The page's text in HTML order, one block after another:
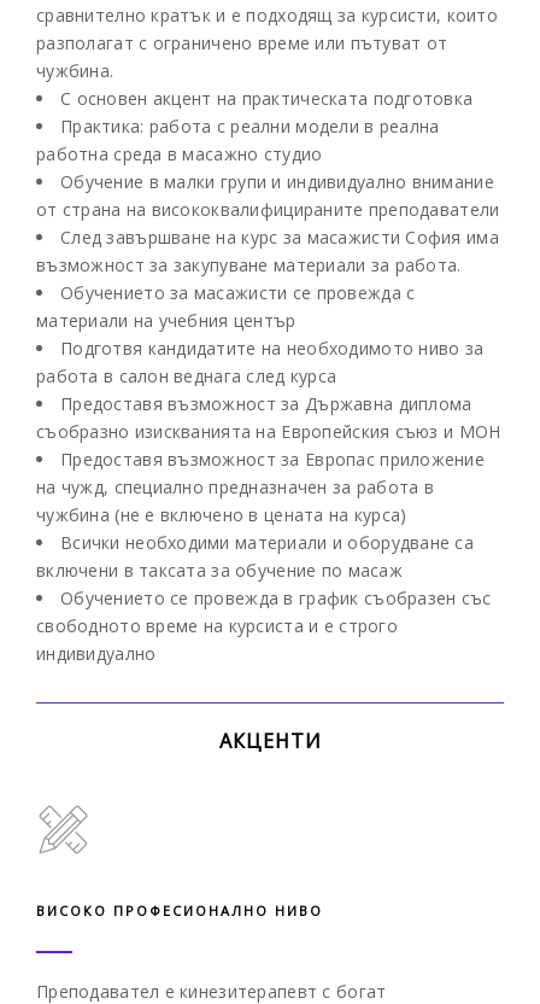
сравнително кратък и е подходящ за курсисти, които
разполагат с ограничено време или пътуват от
чужбина.
С основен акцент на практическата подготовка
Практика: работа с реални модели в реална
работна среда в масажно студио
Обучение в малки групи и индивидуално внимание
от страна на висококвалифицираните преподаватели
След завършване на курс за масажисти София има
възможност за закупуване материали за работа.
Обучението за масажисти се провежда с
материали на учебния център
Подготвя кандидатите на необходимото ниво за
работа в салон веднага след курса
Предоставя възможност за Държавна диплома
съобразно изискванията на Европейския съюз и МОН
Предоставя възможност за Европас приложение
на чужд, специално предназначен за работа в
чужбина (не е включено в цената на курса)
Всички необходими материали и оборудване са
включени в таксата за обучение по масаж
Обучението се провежда в график съобразен със
свободното време на курсиста и е строго
индивидуално
АКЦЕНТИ
ВИСОКО ПРОФЕСИОНАЛНО НИВО
Преподавател е кинезитерапевт с богат